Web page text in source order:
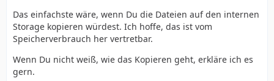
Das einfachste wäre, wenn Du die Dateien auf den internen
Storage kopieren würdest. Ich hoffe, das ist vom
Speicherverbrauch her vertretbar.
Wenn Du nicht weiß, wie das Kopieren geht, erkläre ich es
gern.